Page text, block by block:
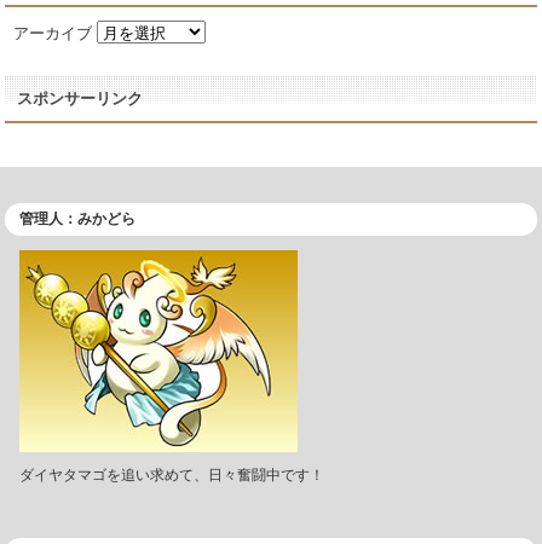
アーカイブ
スポンサーリンク
管理人：みかどら
ダイヤタマゴを追い求めて、日々奮闘中です！